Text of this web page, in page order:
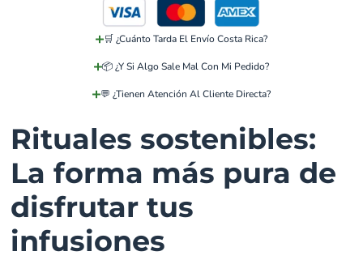
🛒 ¿Cuánto Tarda El Envío Costa Rica?
📦 ¿Y Si Algo Sale Mal Con Mi Pedido?
💬 ¿Tienen Atención Al Cliente Directa?
Rituales sostenibles:
La forma más pura de
disfrutar tus
infusiones